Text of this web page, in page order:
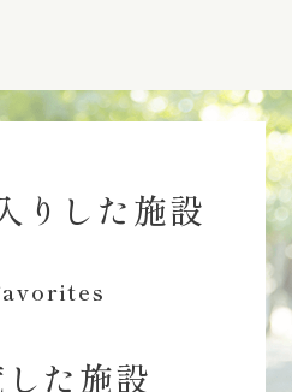
りした施設
た施設